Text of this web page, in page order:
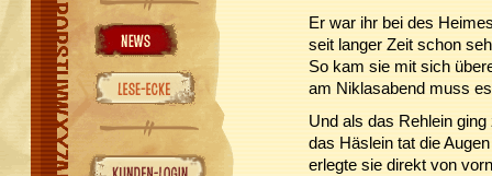
Er war ihr bei des
seit langer Zeit schon
So kam sie mit sich
am Niklasabend muss
Und als das Rehlein ging
das Häslein tat die
erlegte sie direkt von vorn